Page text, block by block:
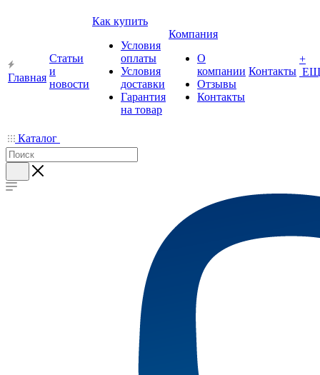
Главная
Статьи
и
новости
Как купить
Условия
оплаты
Условия
доставки
Гарантия
на товар
Компания
О
компании
Отзывы
Контакты
Контакты
+
Каталог